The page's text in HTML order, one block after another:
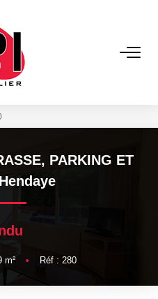
VACANCESPARKING ET
Hendaye
m² • Réf : 280